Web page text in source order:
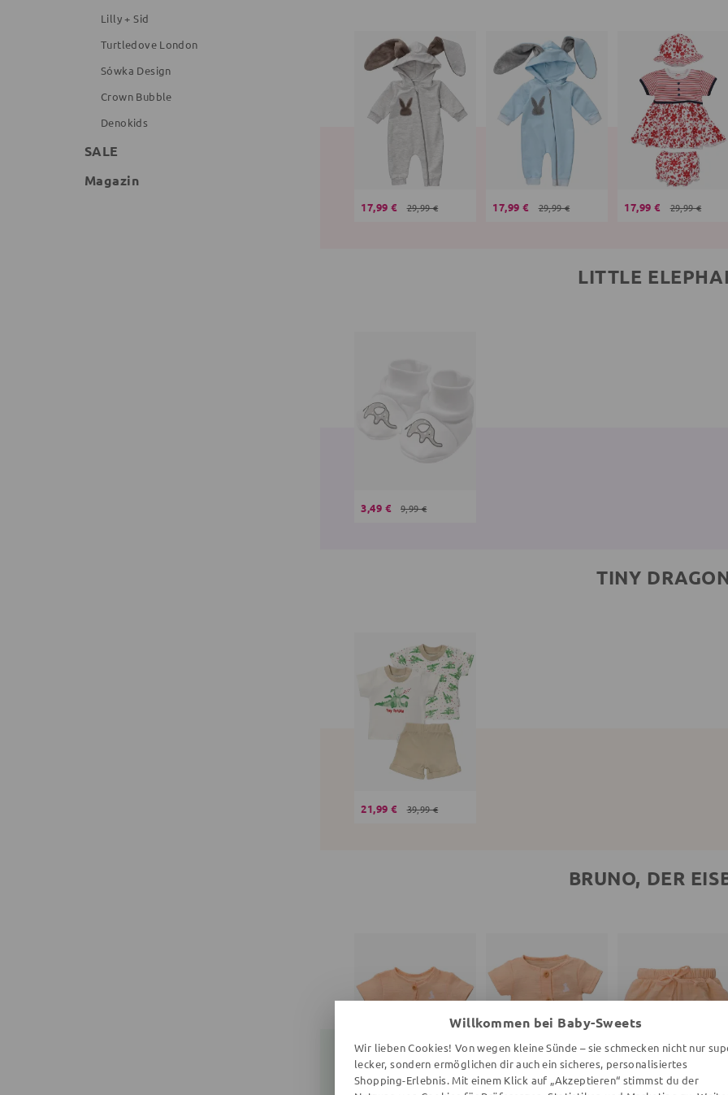
Lilly + Sid
Turtledove London
Sówka Design
Crown Bubble
Denokids
SALE
Magazin
17,99 € 29,99 € 17,99 € 29,99 € 17,99 € 29,99 €
LITTLE
3,49 € 9,99 €
TINY
21,99 € 39,99 €
BRUNO, DER
Willkommen bei Baby-Sweets
Wir lieben Cookies! Von wegen kleine Sünde – sie schmecken nicht nur
lecker, sondern ermöglichen dir auch ein sicheres, personalisiertes
Shopping-Erlebnis. Mit einem Klick auf „Akzeptieren“ stimmst du der